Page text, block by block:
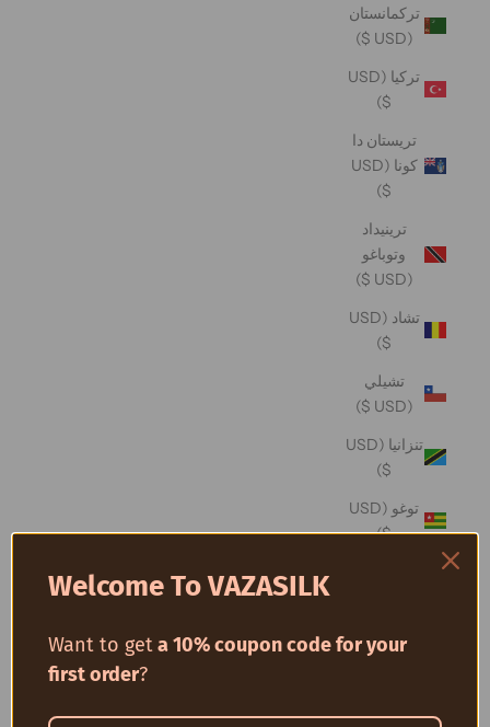
تركمانستان
(USD $)
تركيا (USD
$)
تريستان دا
كونا (USD
$)
ترينيداد
وتوباغو
(USD $)
تشاد (USD
$)
تشيلي
(USD $)
تنزانيا (USD
$)
توغو (USD
$)
توكيلو (USD
Welcome To VAZASILK
Want to geta 10% coupon code for your
first order?